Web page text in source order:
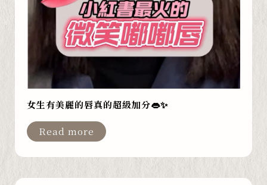
女生有美麗的唇真的超級加分👄✨
Read more